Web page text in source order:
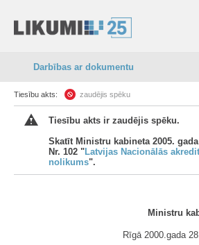
Darbības ar dokumentu
Tiesību akts: zaudējis spēku
Tiesību akts ir zaudējis spēku.
Skatīt Ministru kabineta 2005.
Nr. 102 "Latvijas Nacionālās
nolikums".
Ministru
Rīgā 2000.gada